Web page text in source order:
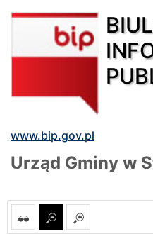
www.bip.gov.pl
Urząd Gminy w